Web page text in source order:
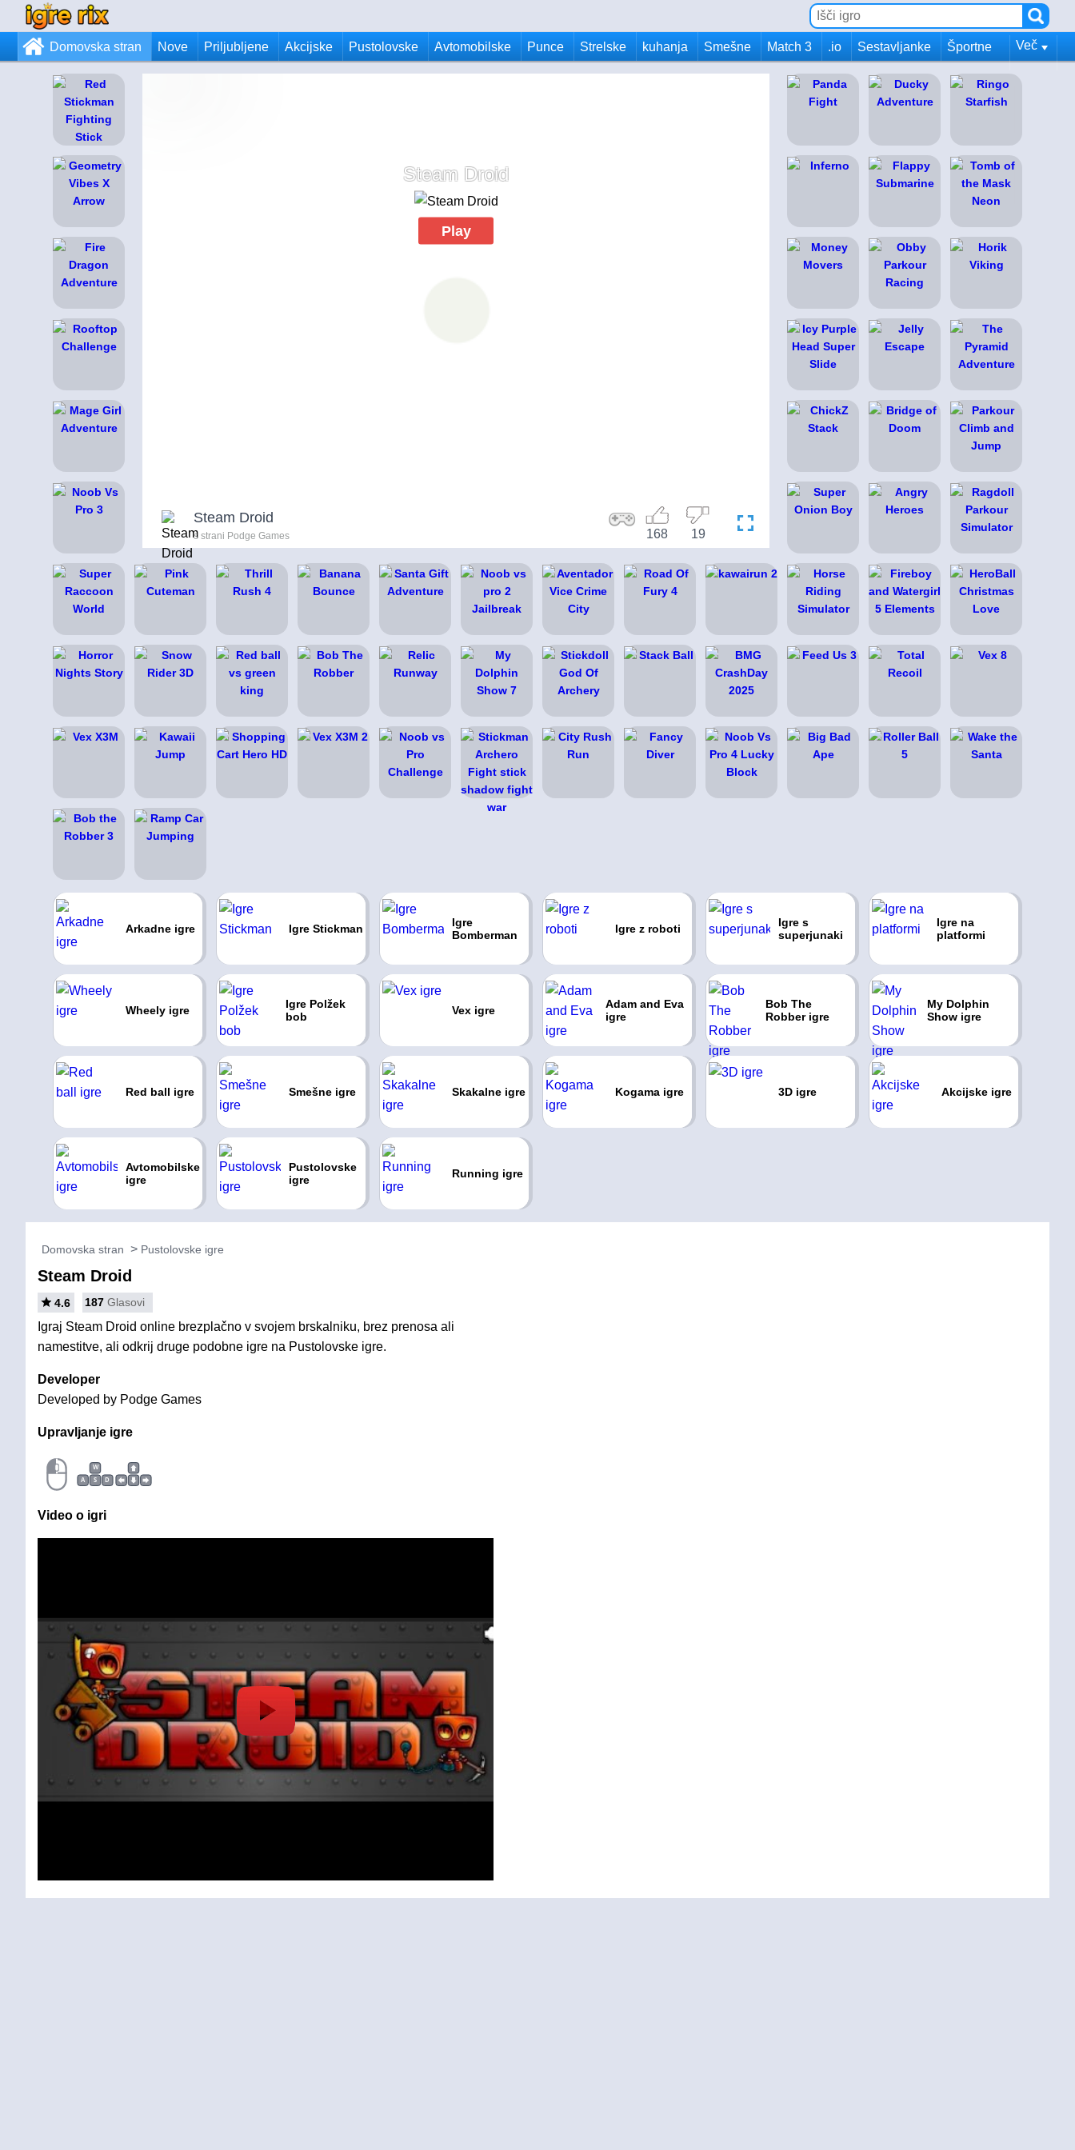
Domovska stran Nove Priljubljene Akcijske Pustolovske Avtomobilske Punce Strelske kuhanja Smešne Match 3 .io Sestavljanke Športne Več
Steam Droid
Play
Steam Droid
s strani Podge Games 19
168
Arkadne igre Igre Stickman
Igre
Bomberman
Igre z roboti
Igre s
superjunaki
Igre na
platformi
Wheely igre
Igre Polžek
bob
Vex igre
Adam and Eva
igre
Bob The
Robber igre
My Dolphin
Show igre
Red ball igre Smešne igre Skakalne igre Kogama igre 3D igre Akcijske igre
Avtomobilske
igre
Pustolovske
igre
Running igre
Domovska stran Pustolovske igre
Steam Droid
4.6 187 Glasovi
Igraj Steam Droid online brezplačno v svojem brskalniku, brez prenosa ali
namestitve, ali odkrij druge podobne igre na Pustolovske igre.
Developer
Developed by Podge Games
Upravljanje igre
W
A
S D
Video o igri